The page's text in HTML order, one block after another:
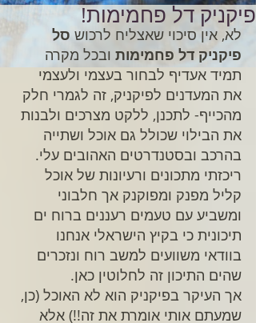
פיקניק דל פחמימות!
לא, אין סיכוי שאצליח לרכוש סל
פיקניק דל פחמימות ובכל מקרה
תמיד אעדיף לבחור בעצמי ולעצמי
את המעדנים לפיקניק, זה לגמרי חלק
מהכייף- לתכנן, ללקט מצרכים ולבנות
את הבילוי שכולל גם אוכל ושתייה
בהרכב ובסטנדרטים האהובים עלי.
ריכזתי מתכונים ורעיונות של אוכל
קליל מפנק ומפוקנק אך חלבוני
ומשביע עם טעמים רעננים ברוח ים
תיכונית כי בקיץ הישראלי אנחנו
בוודאי משוועים למשב רוח ונזכרים
שהים התיכון זה לחלוטין כאן.
אך העיקר בפיקניק הוא לא האוכל (כן,
שמעתם אותי אומרת את זה!!) אלא